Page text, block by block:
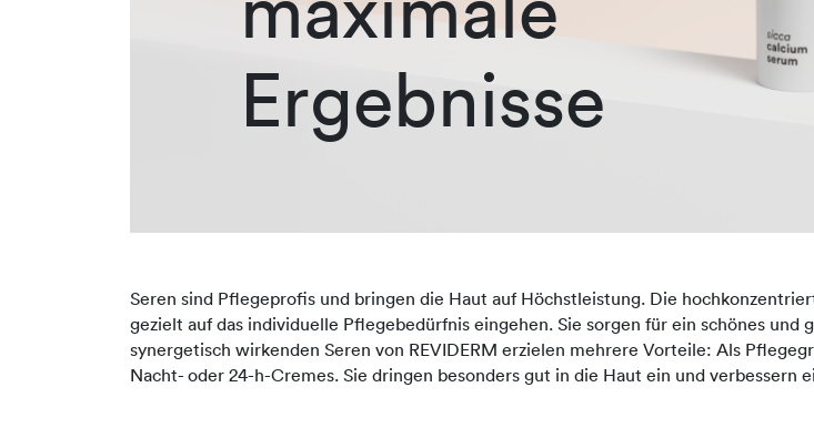
Ergebnisse
Seren sind Pflegeprofis und bringen die Haut auf Höchstleistung. Die
gezielt auf das individuelle Pflegebedürfnis eingehen. Sie sorgen für ein schönes
synergetisch wirkenden Seren von REVIDERM erzielen mehrere Vorteile: Als
Nacht- oder 24-h-Cremes. Sie dringen besonders gut in die Haut ein und verbessern